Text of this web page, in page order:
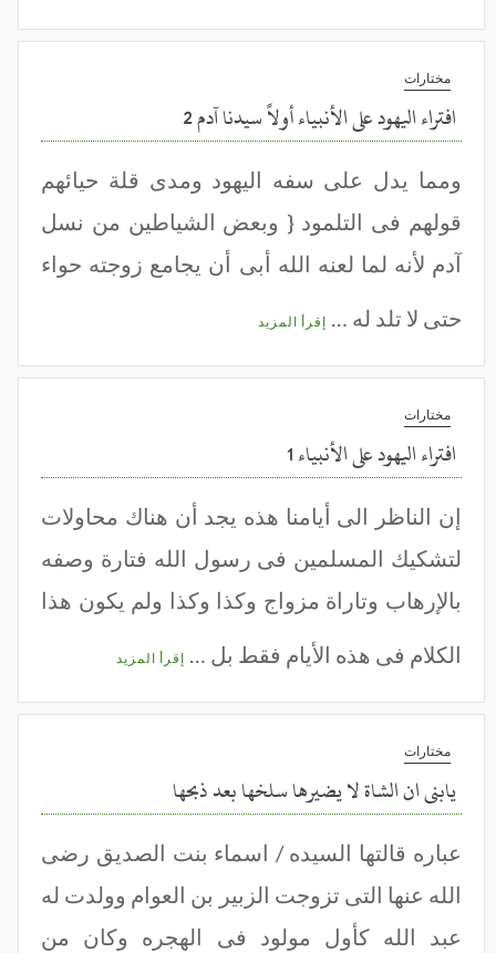
مختارات
افتراء اليهود على الأنبياء أولاً سيدنا آدم 2
ومما يدل على سفه اليهود ومدى قلة حيائهم
قولهم فى التلمود { وبعض الشياطين من نسل
آدم لأنه لما لعنه الله أبى أن يجامع زوجته حواء
حتى لا تلد له … إقرأ المزيد
مختارات
افتراء اليهود على الأنبياء 1
إن الناظر الى أيامنا هذه يجد أن هناك محاولات
لتشكيك المسلمين فى رسول الله فتارة وصفه
بالإرهاب وتاراة مزواج وكذا وكذا ولم يكون هذا
الكلام فى هذه الأيام فقط بل … إقرأ المزيد
مختارات
يابنى ان الشاة لا يضيرها سلخها بعد ذبحها
عباره قالتها السيده / اسماء بنت الصديق رضى
الله عنها التى تزوجت الزبير بن العوام وولدت له
عبد الله كأول مولود فى الهجره وكان من